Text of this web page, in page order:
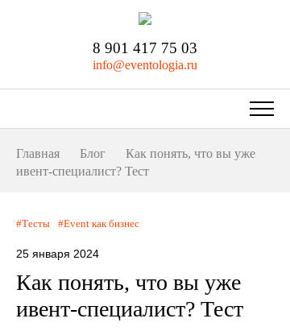
8 901 417 75 03
info@eventologia.ru
Главная Блог
Как понять, что вы уже
ивент-специалист? Тест
Тесты Event как бизнес
25 января 2024
Как понять, что вы уже
ивент-специалист? Тест